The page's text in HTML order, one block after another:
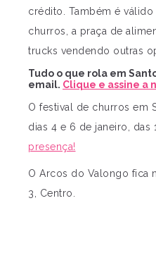
crédito. Também é
churros, a praça de
trucks vendendo outras
Tudo o que rola em
email. Clique e assine a
O festival de churros em
dias 4 e 6 de janeiro, das
presença!
O Arcos do Valongo fica
3, Centro.